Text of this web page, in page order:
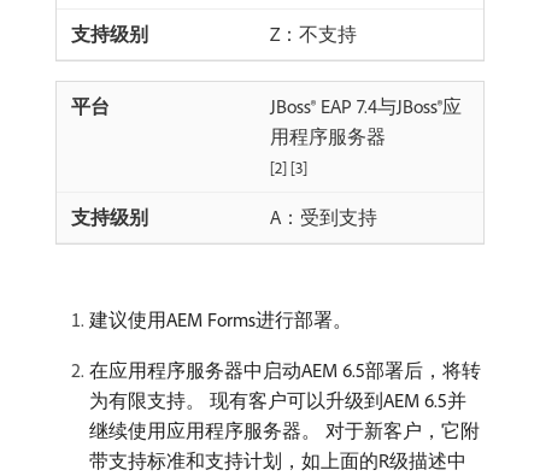
Z：不支持
JBoss® EAP 7.4与JBoss®应
用程序服务器
[2] [3]
A：受到支持
建议使用AEM Forms进行部署。
在应用程序服务器中启动AEM 6.5部署后，将转
为有限支持。 现有客户可以升级到AEM 6.5并
继续使用应用程序服务器。 对于新客户，它附
带支持标准和支持计划，如上面的R级描述中